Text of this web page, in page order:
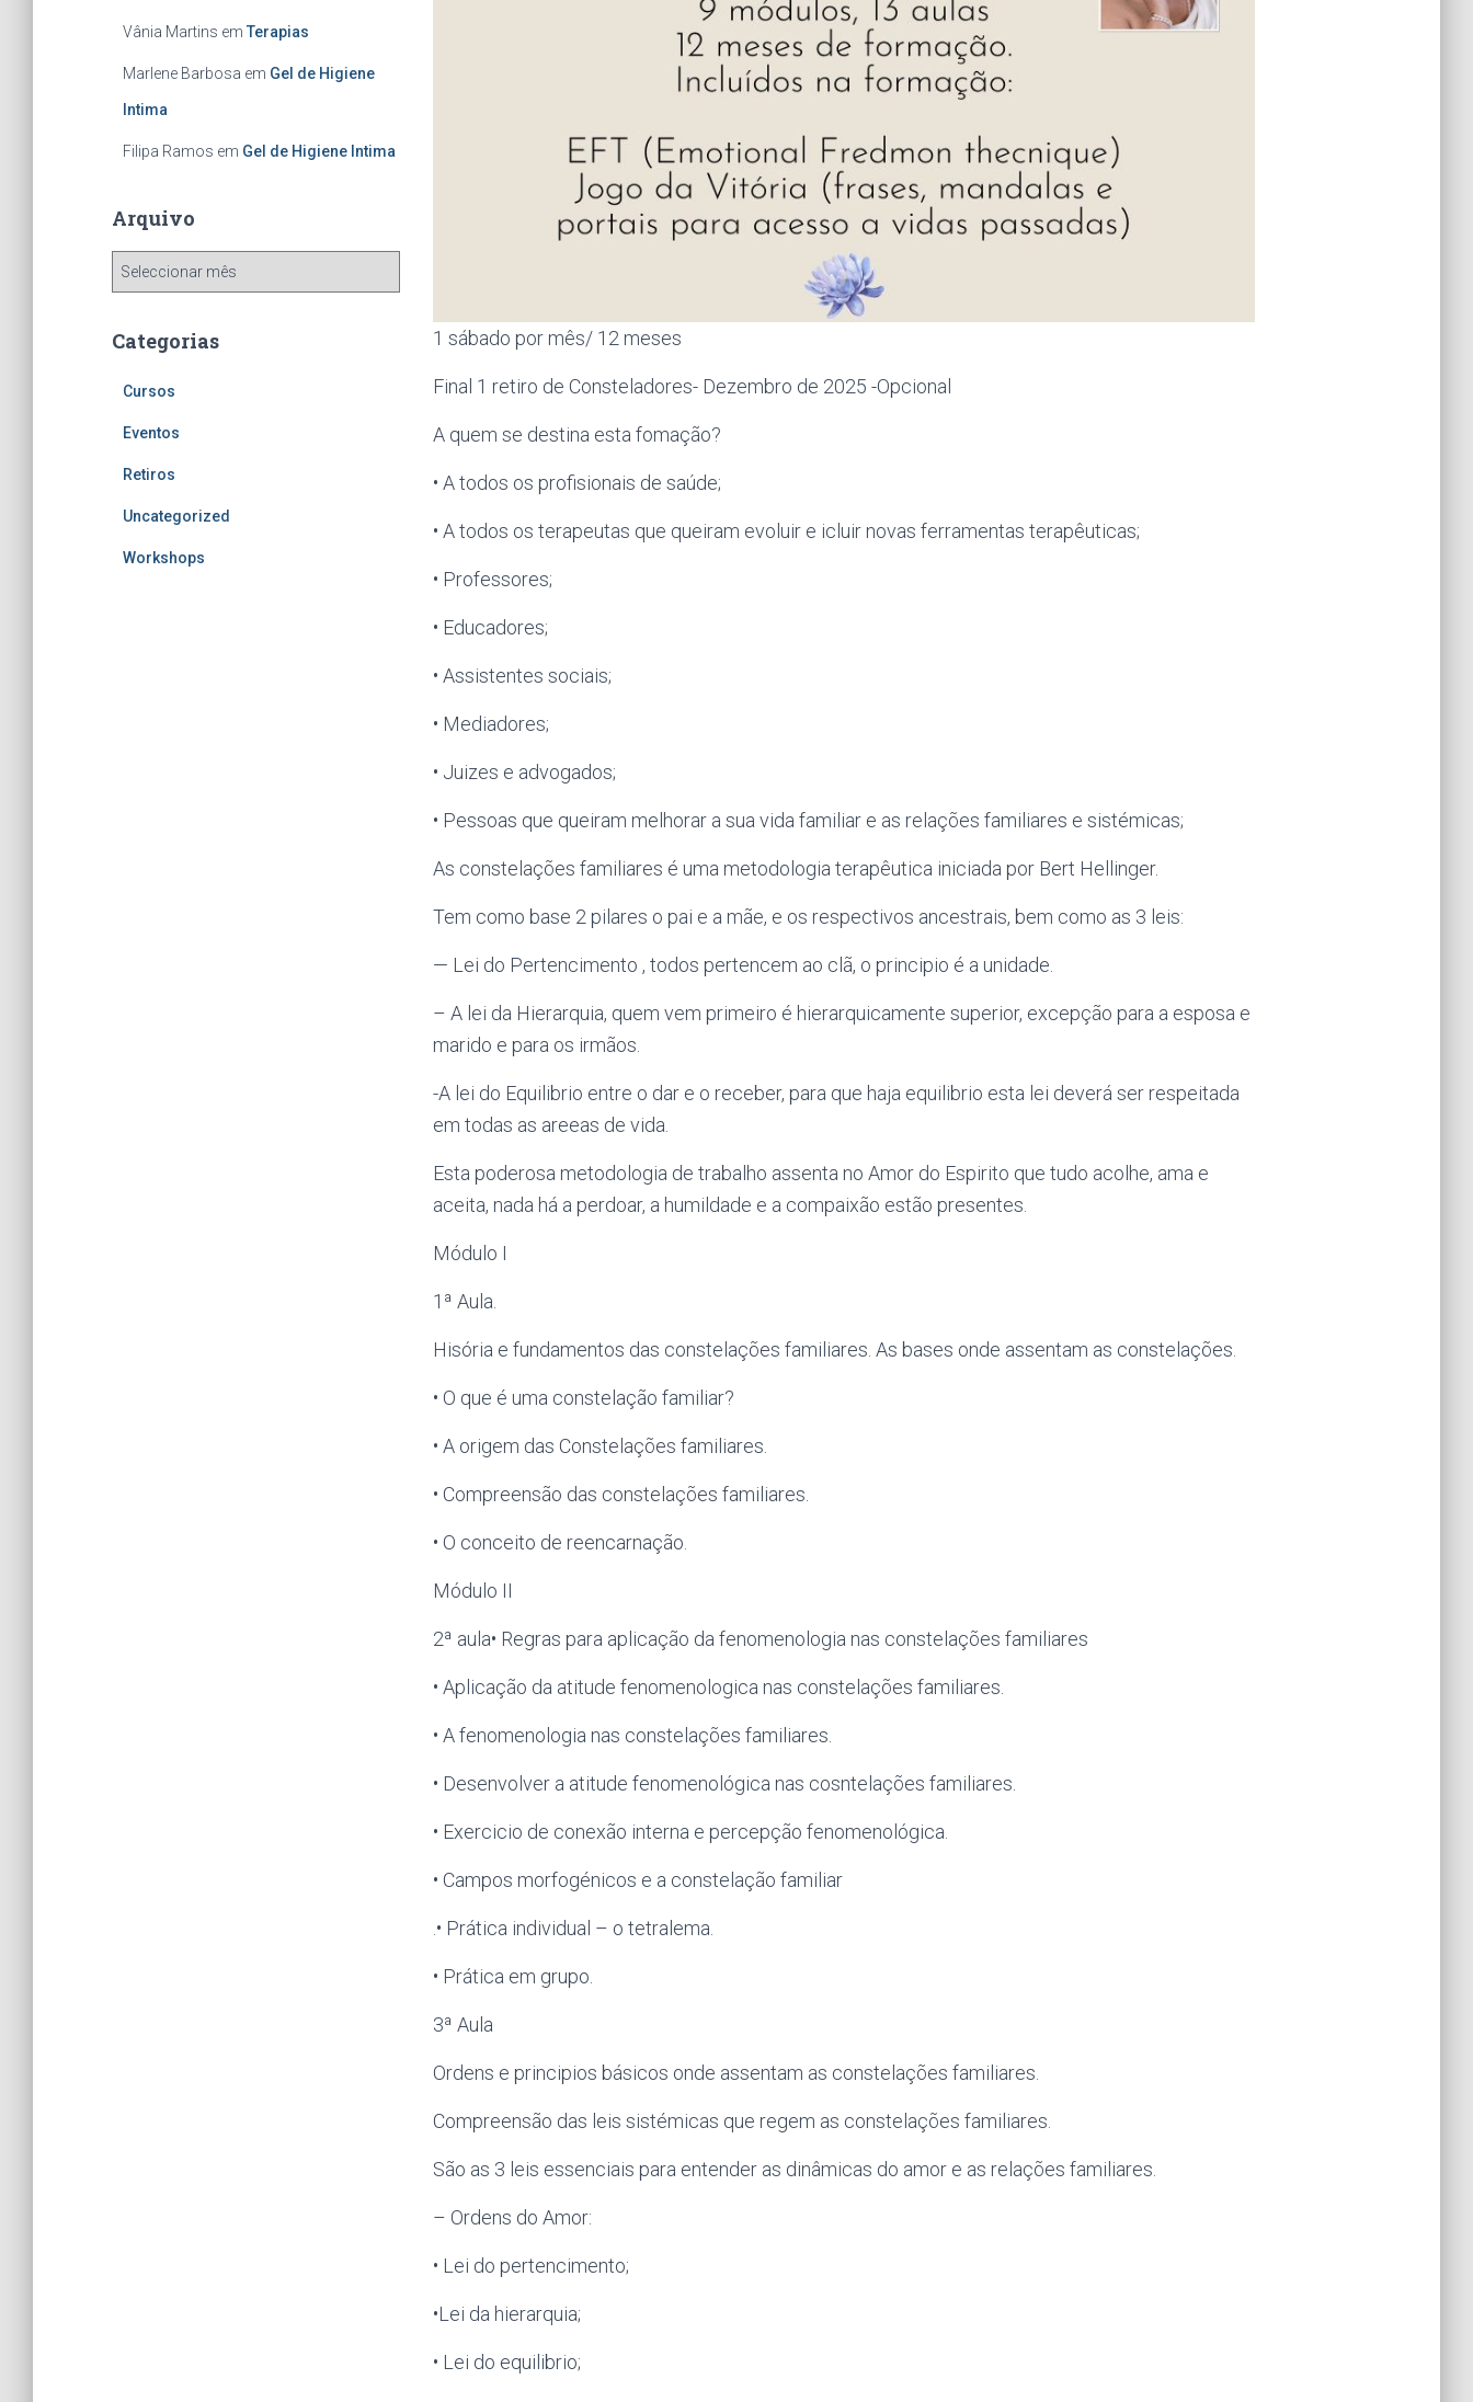
Vânia Martins em Terapias
Marlene Barbosa em Gel de Higiene
Intima
Filipa Ramos em Gel de Higiene Intima
Arquivo
u
Categorias
Cursos
Eventos
Retiros
Uncategorized
Workshops
1 sábado por mês/ 12 meses
Final 1 retiro de Consteladores- Dezembro de 2025 -Opcional
A quem se destina esta fomação?
• A todos os profisionais de saúde;
• A todos os terapeutas que queiram evoluir e icluir novas ferramentas terapêuticas;
• Professores;
• Educadores;
• Assistentes sociais;
• Mediadores;
• Juizes e advogados;
• Pessoas que queiram melhorar a sua vida familiar e as relações familiares e sistémicas;
As constelações familiares é uma metodologia terapêutica iniciada por Bert Hellinger.
Tem como base 2 pilares o pai e a mãe, e os respectivos ancestrais, bem como as 3 leis:
— Lei do Pertencimento , todos pertencem ao clã, o principio é a unidade.
– A lei da Hierarquia, quem vem primeiro é hierarquicamente superior, excepção para a esposa e
marido e para os irmãos.
-A lei do Equilibrio entre o dar e o receber, para que haja equilibrio esta lei deverá ser respeitada
em todas as areeas de vida.
Esta poderosa metodologia de trabalho assenta no Amor do Espirito que tudo acolhe, ama e
aceita, nada há a perdoar, a humildade e a compaixão estão presentes.
Módulo I
1ª Aula.
Hisória e fundamentos das constelações familiares. As bases onde assentam as constelações.
• O que é uma constelação familiar?
• A origem das Constelações familiares.
• Compreensão das constelações familiares.
• O conceito de reencarnação.
Módulo II
2ª aula• Regras para aplicação da fenomenologia nas constelações familiares
• Aplicação da atitude fenomenologica nas constelações familiares.
• A fenomenologia nas constelações familiares.
• Desenvolver a atitude fenomenológica nas cosntelações familiares.
• Exercicio de conexão interna e percepção fenomenológica.
• Campos morfogénicos e a constelação familiar
.• Prática individual – o tetralema.
• Prática em grupo.
3ª Aula
Ordens e principios básicos onde assentam as constelações familiares.
Compreensão das leis sistémicas que regem as constelações familiares.
São as 3 leis essenciais para entender as dinâmicas do amor e as relações familiares.
– Ordens do Amor:
• Lei do pertencimento;
•Lei da hierarquia;
• Lei do equilibrio;